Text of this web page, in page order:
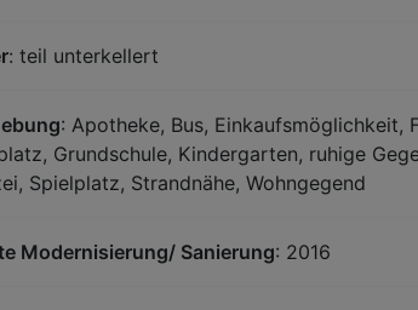
: teil unterkellert
: Apotheke, Bus, Einkaufsmöglichkeit,
Grundschule, Kindergarten, ruhige
Spielplatz, Strandnähe, Wohngegend
Modernisierung/ Sanierung: 2016